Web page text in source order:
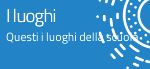
I luoghi
Questi i luoghi della scuola